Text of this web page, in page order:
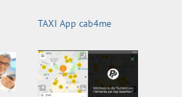
TAXI App cab4me